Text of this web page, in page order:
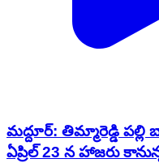
మద్దూర్: తిమ్మారెడ్డి
ఏప్రిల్ 23 న హాజరు